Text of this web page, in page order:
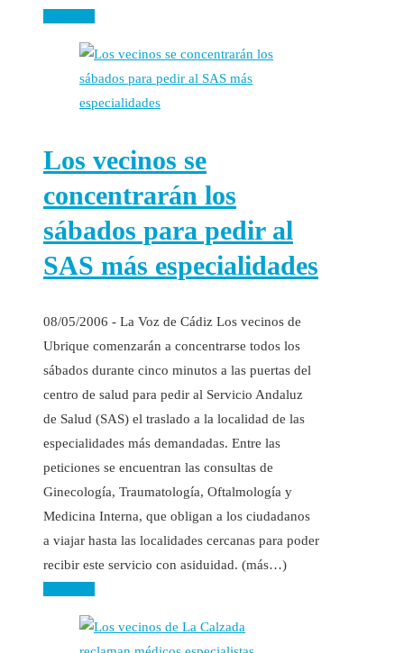
Los vecinos se
concentrarán los
sábados para pedir al
SAS más especialidades
08/05/2006 - La Voz de Cádiz Los vecinos de
Ubrique comenzarán a concentrarse todos los
sábados durante cinco minutos a las puertas del
centro de salud para pedir al Servicio Andaluz
de Salud (SAS) el traslado a la localidad de las
especialidades más demandadas. Entre las
peticiones se encuentran las consultas de
Ginecología, Traumatología, Oftalmología y
Medicina Interna, que obligan a los ciudadanos
a viajar hasta las localidades cercanas para poder
recibir este servicio con asiduidad. (más…)